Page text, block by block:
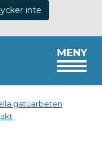
inte
MENY
gatuarbeten